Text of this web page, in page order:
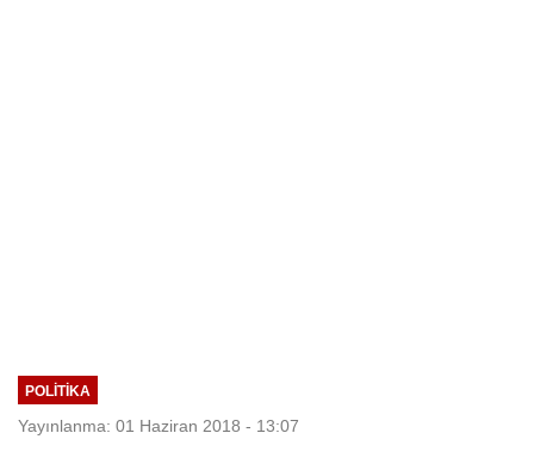
POLITIKA
Yayınlanma: 01 Haziran 2018 - 13:07